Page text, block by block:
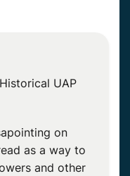
UAP
on
as a way to
and other